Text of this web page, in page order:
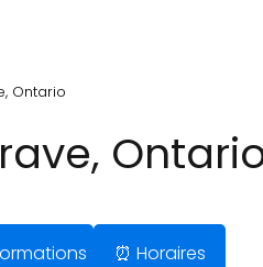
Ontario
⏰ Horaires